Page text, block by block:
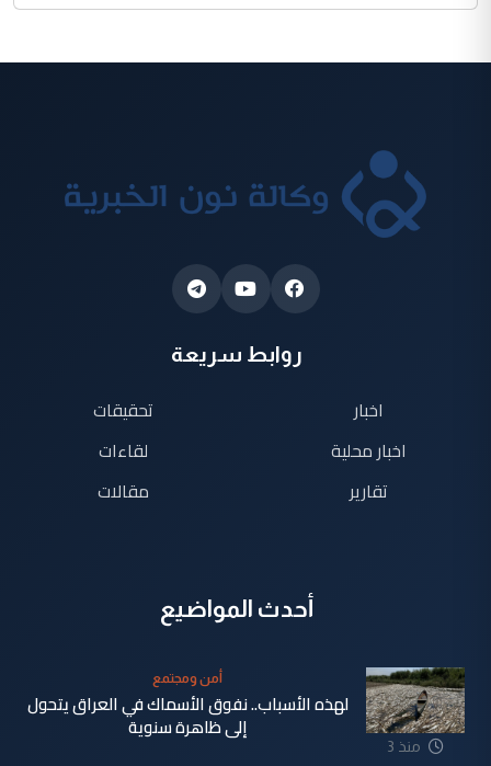
روابط سريعة
اخبار
اخبار محلية
تقارير
تحقيقات
لقاءات
مقالات
أحدث المواضيع
منذ 3
أمن ومجتمع
لهذه الأسباب.. نفوق الأسماك في العراق يتحول
إلى ظاهرة سنوية